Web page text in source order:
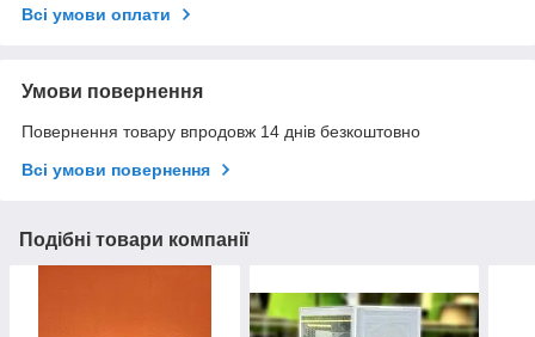
Всі умови оплати
Умови повернення
Повернення товару впродовж 14 днів безкоштовно
Всі умови повернення
Подібні товари компанії